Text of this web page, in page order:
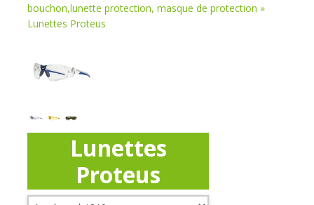
bouchon,lunette protection, masque de protection »
Lunettes Proteus
Lunettes
Proteus